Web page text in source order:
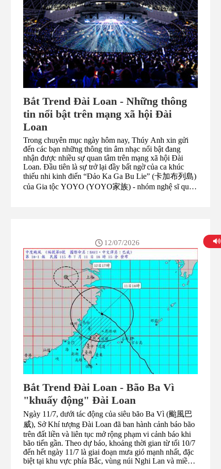
mạng Đài Loan biết đến. Mời các bạ...
Bắt Trend Đài Loan - Những thông
tin nổi bật trên mạng xã hội Đài
Loan
Trong chuyên mục ngày hôm nay, Thúy Anh xin gửi
đến các bạn những thông tin âm nhạc nổi bật đang
nhận được nhiều sự quan tâm trên mạng xã hội Đài
Loan. Đầu tiên là sự trở lại đầy bất ngờ của ca khúc
thiếu nhi kinh điển “Đảo Ka Ga Bu Lie” (卡加布列島)
của Gia tộc YOYO (YOYO家族) - nhóm nghệ sĩ quen
với thông điệp tuân thủ quy định về độ tuổi uống rượu
của thương hiệu bia thủ công LE BLÉ D'OR (金色三
麥) đã khiến cư dân mạng thích thú, giúp ca khúc một
lần nữa trở thành tâm điểm chú ý. Bên cạnh đó, ban
nhạc rock nổi tiếng Đài Loan là Mayday (五月天)
thông báo tạm nghỉ hoạt động sau chuỗi tour concert ...
Bắt Trend Đài Loan - Bão Ba Vì
"khuấy động" Đài Loan
Ngày 11/7, dưới tác động của siêu bão Ba Vì (颱風巴
威), Sở Khí tượng Đài Loan đã ban hành cảnh báo bão
trên đất liền và liên tục mở rộng phạm vi cảnh báo khi
bão tiến gần. Theo dự báo, khoảng thời gian từ tối 10/7
đến hết ngày 11/7 là giai đoạn mưa gió mạnh nhất, đặc
biệt tại khu vực phía Bắc, vùng núi Nghi Lan và miền
12/07/2026